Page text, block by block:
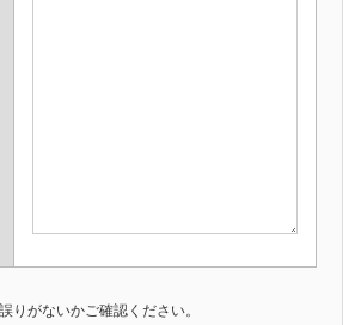
りがないかご確認ください。